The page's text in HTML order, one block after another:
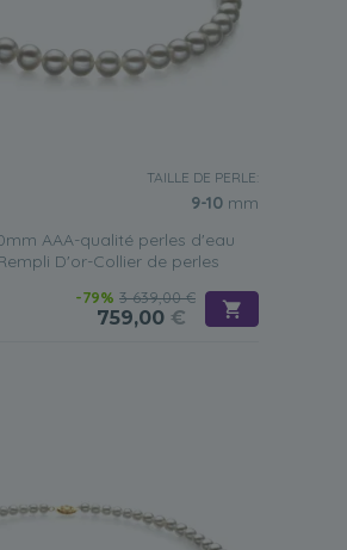
TAILLE DE PERLE:
9-10 mm
AAA-qualité perles d'eau
D'or-Collier de perles
-79% 3 639,00 €
759,00 €